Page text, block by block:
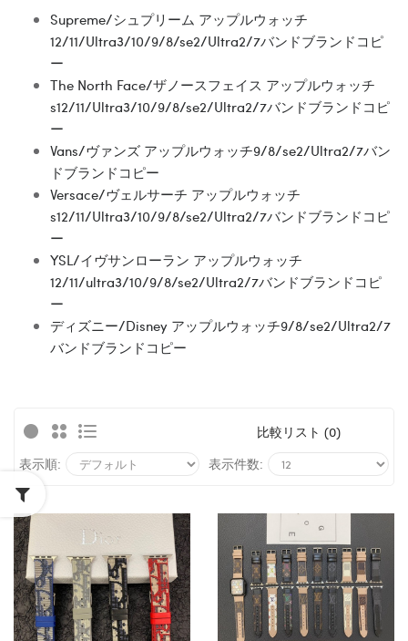
Supreme/シュプリーム アップルウォッチ
12/11/Ultra3/10/9/8/se2/Ultra2/7バンドブランドコピ
ー
The North Face/ザノースフェイス アップルウォッチ
s12/11/Ultra3/10/9/8/se2/Ultra2/7バンドブランドコピ
ー
Vans/ヴァンズ アップルウォッチ9/8/se2/Ultra2/7バン
ドブランドコピー
Versace/ヴェルサーチ アップルウォッチ
s12/11/Ultra3/10/9/8/se2/Ultra2/7バンドブランドコピ
ー
YSL/イヴサンローラン アップルウォッチ
12/11/ultra3/10/9/8/se2/Ultra2/7バンドブランドコピ
ー
ディズニー/Disney アップルウォッチ9/8/se2/Ultra2/7
バンドブランドコピー
比較リスト (0)
表示順:
表示件数: